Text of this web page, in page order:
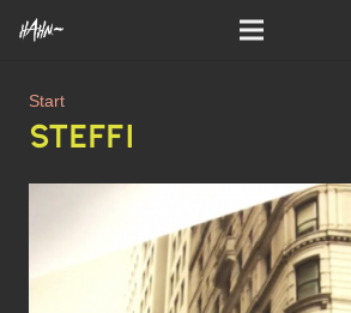
Start
STEFFI